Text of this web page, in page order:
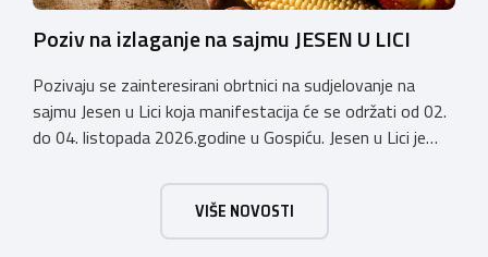
Poziv na izlaganje na sajmu JESEN U LICI
Pozivaju se zainteresirani obrtnici na sudjelovanje na
sajmu Jesen u Lici koja manifestacija će se održati od 02.
do 04. listopada 2026.godine u Gospiću. Jesen u Lici je
u Gospiću i prerasla je u najznačajnjiju gospodarsku,
kulturnu i etno manifestaciju na području Ličko-senjske
županije. Organizator izložbe […]
VIŠE NOVOSTI